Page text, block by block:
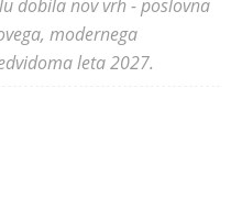
dobila nov vrh - poslovna
modernega
leta 2027.